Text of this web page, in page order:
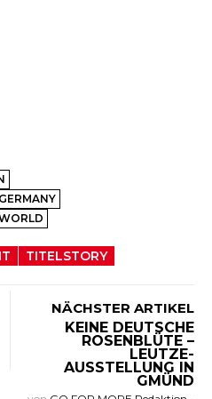
TITELSTORY
NÄCHSTER ARTIKEL
KEINE DEUTSCHE
ROSENBLÜTE –
LEUTZE-
AUSSTELLUNG IN
GMÜND